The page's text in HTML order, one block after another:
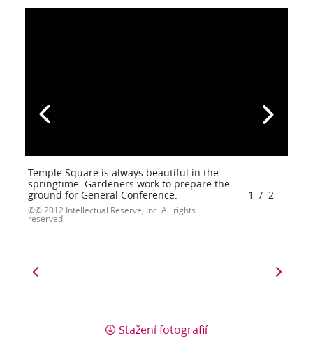
Temple Square is always beautiful in the
springtime. Gardeners work to prepare the
ground for General Conference.
© 2012 Intellectual Reserve, Inc. All rights
reserved.
1 / 2
Stažení fotografií